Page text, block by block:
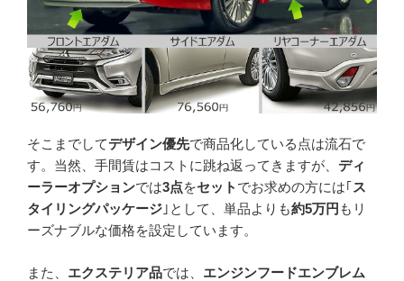
そこまでしてデザイン優先で商品化している点は流石で
す。当然、手間賃はコストに跳ね返ってきますが、 ディ
ーラーオプションでは3点をセット でお求めの方には｢ス
タイリングパッケージ ｣として、単品よりも約5万円 もリ
ーズナブルな価格を設定しています。
また、 エクステリア品では、 エンジンフードエンブレム